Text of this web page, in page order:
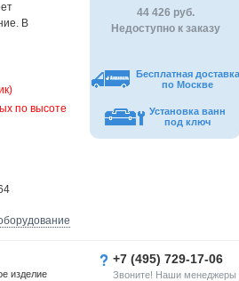
В
по высоте
44 426 руб.
Недоступно к заказу
Бесплатная доставка
по Москве
Установка ванн
под ключ
изделие
+7 (495) 729-17-06
Звоните! Наши менеджеры